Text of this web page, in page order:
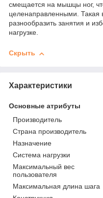
смещается на мышцы ног,
целенаправленными. Такая
разнообразить занятия и
нагрузке.
Скрыть
Характеристики
Основные атрибуты
Производитель
Страна производитель
Назначение
Система нагрузки
Максимальный вес
пользователя
Максимальная длина шага